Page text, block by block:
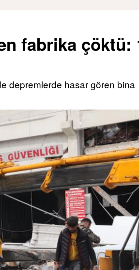
fabrika çöktü:
depremlerde hasar gören bina